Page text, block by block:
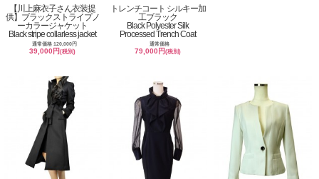
【川上麻衣子さん衣装提
供】ブラックストライプノ
ーカラージャケット
Black stripe collarless jacket
通常価格 120,000円
39,000円(税別)
トレンチコート シルキー加
工ブラック
Black Polyester Silk
Processed Trench Coat
通常価格
79,000円(税別)